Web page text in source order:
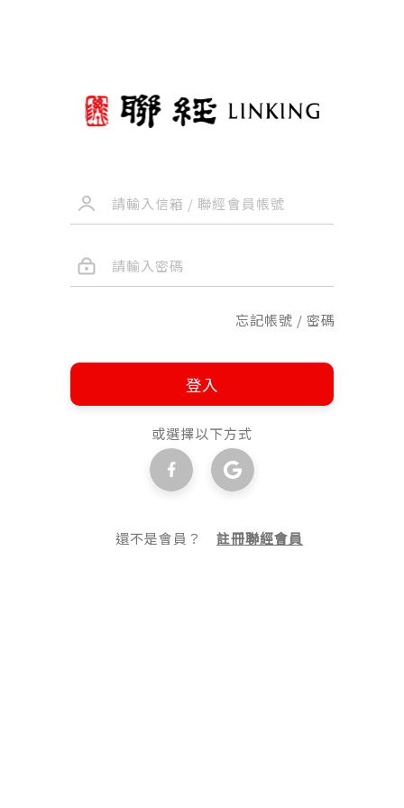
忘記帳號 / 密碼
登入
或選擇以下方式
還不是會員？註冊聯經會員